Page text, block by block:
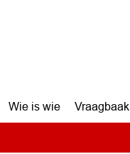
Wie is wie Vraagbaak